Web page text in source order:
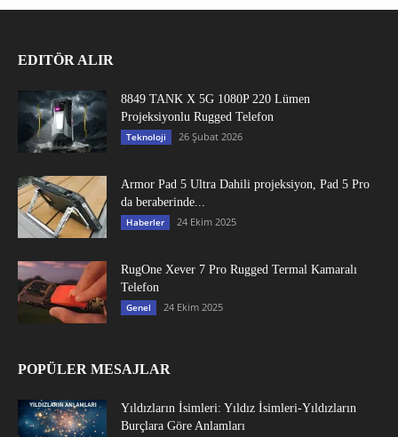
EDITÖR ALIR
8849 TANK X 5G 1080P 220 Lümen
Projeksiyonlu Rugged Telefon
Teknoloji 26 Şubat 2026
Armor Pad 5 Ultra Dahili projeksiyon, Pad 5 Pro
da beraberinde...
Haberler 24 Ekim 2025
RugOne Xever 7 Pro Rugged Termal Kamaralı
Telefon
Genel 24 Ekim 2025
POPÜLER MESAJLAR
Yıldızların İsimleri: Yıldız İsimleri-Yıldızların
Burçlara Göre Anlamları